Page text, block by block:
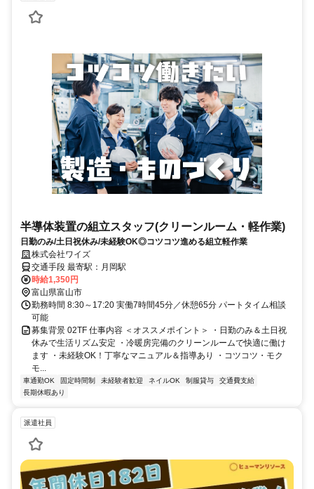
半導体装置の組立スタッフ(クリーンルーム・軽作業)
日勤のみ/土日祝休み/未経験OK◎コツコツ進める組立軽作業
株式会社ワイズ
交通手段 最寄駅：月岡駅
時給1,350円
富山県富山市
勤務時間 8:30～17:20 実働7時間45分／休憩65分 パートタイム相談
可能
募集背景 02TF 仕事内容 ＜オススメポイント＞ ・日勤のみ＆土日祝
休みで生活リズム安定 ・冷暖房完備のクリーンルームで快適に働け
ます ・未経験OK！丁寧なマニュアル＆指導あり ・コツコツ・モク
モ...
車通勤OK 固定時間制 未経験者歓迎 ネイルOK 制服貸与
交通費支給
長期休暇あり
派遣社員